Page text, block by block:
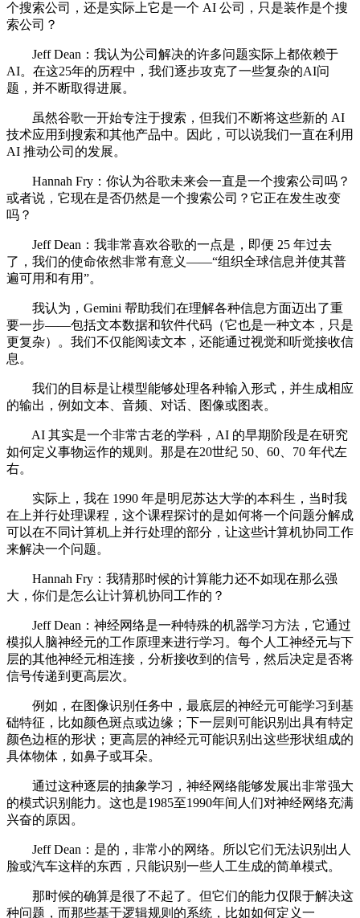
个搜索公司，还是实际上它是一个 AI 公司，只是装作是个搜
索公司？
Jeff Dean：我认为公司解决的许多问题实际上都依赖于
AI。在这25年的历程中，我们逐步攻克了一些复杂的AI问
题，并不断取得进展。
虽然谷歌一开始专注于搜索，但我们不断将这些新的 AI
技术应用到搜索和其他产品中。因此，可以说我们一直在利用
AI 推动公司的发展。
Hannah Fry：你认为谷歌未来会一直是一个搜索公司吗？
或者说，它现在是否仍然是一个搜索公司？它正在发生改变
吗？
Jeff Dean：我非常喜欢谷歌的一点是，即便 25 年过去
了，我们的使命依然非常有意义——“组织全球信息并使其普
遍可用和有用”。
我认为，Gemini 帮助我们在理解各种信息方面迈出了重
要一步——包括文本数据和软件代码（它也是一种文本，只是
更复杂）。我们不仅能阅读文本，还能通过视觉和听觉接收信
息。
我们的目标是让模型能够处理各种输入形式，并生成相应
的输出，例如文本、音频、对话、图像或图表。
AI 其实是一个非常古老的学科，AI 的早期阶段是在研究
如何定义事物运作的规则。那是在20世纪 50、60、70 年代左
右。
实际上，我在 1990 年是明尼苏达大学的本科生，当时我
在上并行处理课程，这个课程探讨的是如何将一个问题分解成
可以在不同计算机上并行处理的部分，让这些计算机协同工作
来解决一个问题。
Hannah Fry：我猜那时候的计算能力还不如现在那么强
大，你们是怎么让计算机协同工作的？
Jeff Dean：神经网络是一种特殊的机器学习方法，它通过
模拟人脑神经元的工作原理来进行学习。每个人工神经元与下
层的其他神经元相连接，分析接收到的信号，然后决定是否将
信号传递到更高层次。
例如，在图像识别任务中，最底层的神经元可能学习到基
础特征，比如颜色斑点或边缘；下一层则可能识别出具有特定
颜色边框的形状；更高层的神经元可能识别出这些形状组成的
具体物体，如鼻子或耳朵。
通过这种逐层的抽象学习，神经网络能够发展出非常强大
的模式识别能力。这也是1985至1990年间人们对神经网络充满
兴奋的原因。
Jeff Dean：是的，非常小的网络。所以它们无法识别出人
脸或汽车这样的东西，只能识别一些人工生成的简单模式。
那时候的确算是很了不起了。但它们的能力仅限于解决这
种问题，而那些基于逻辑规则的系统，比如如何定义一